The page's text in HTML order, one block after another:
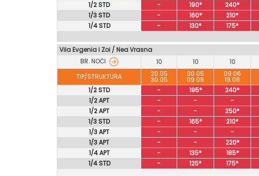
1/2 STD
- 190* 240*
1/3 STD
- 160* 210*
1/4 STD
- 130* 175*
Vila Evgenia i Zoi / Nea Vrasna
BR. NOĆI
10 10 10
TIP/STRUKTURA
20.05
30.05
30.05
09.06
09.06
19.06
1/2 STD
- 195* 240*
1/2 APT
- - -
1/2 APT
- - 250*
1/3 STD
- 165* 210*
1/3 APT
- - -
1/3 APT
- - 220*
1/4 APT
- 135* 185*
1/4 STD
- 125* 175*